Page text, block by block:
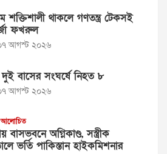
শক্তিশালী থাকলে গণতন্ত্র টেকসই
ফখরুল
আগস্ট ২০২৬
দুই বাসের সংঘর্ষে নিহত ৮
আগস্ট ২০২৬
আলোচিত
বাসভবনে অগ্নিকাণ্ড, সস্ত্রীক
ভর্তি পাকিস্তান হাইকমিশনার